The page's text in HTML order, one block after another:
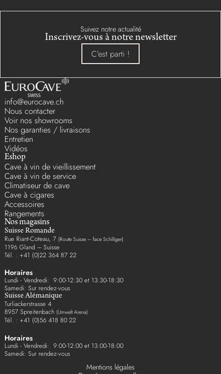
Suivez notre actualité
Inscrivez-vous à notre newsletter
C'est parti !
info@eurocave.ch
Nous contacter
Voir nos showrooms
Nos garanties / livraisons
Entretien
Vidéos
Eshop
Cave à vin de vieillissement
Cave à vin de service
Climatiseur de cave
Cave à cigares
Accessoires
Rangements
Nos magasins
Suisse Romande
Rue Riant-Coteau, 7 (Route Suisse – face Schilliger)
1196 Gland – Suisse
Tél. : +41 (0)22 364 87 22
Horaires
Lundi - Vendredi: 9:00-12:30 et 13:30-18:30
Samedi: Sur rendez-vous
Suisse Alémanique
Turliackerstrasse 4
8957 Spreitenbach (Umwelt Arena)
Tél. : +41 (0)56 418 80 22
Horaires
Lundi - Vendredi: 9:00-12:00 et 13:00-18:00
Samedi: Sur rendez-vous
Mentions légales